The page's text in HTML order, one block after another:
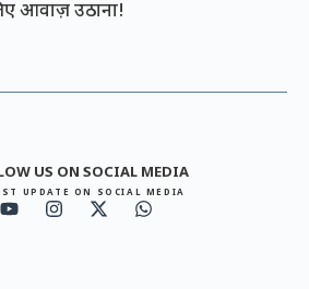
आवाज़ उठाना!
US ON SOCIAL MEDIA
UPDATE ON SOCIAL MEDIA